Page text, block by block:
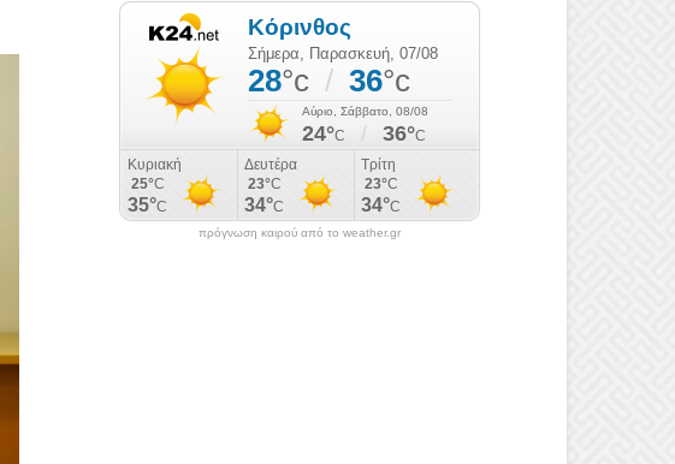
πρόγνωση καιρού από το weather.gr